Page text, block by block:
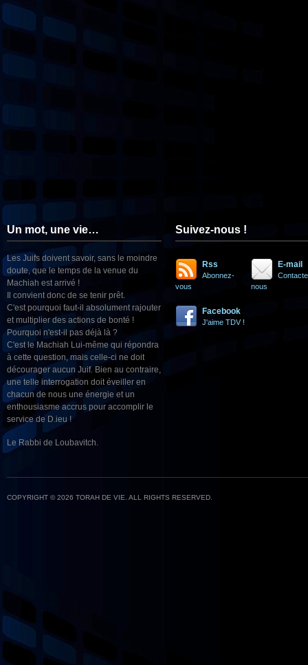
Un mot, une vie…
Les Juifs doivent savoir, sans le moindre
doute, que le temps de la venue du
Machiah est arrivé !
Il convient donc de se tenir prêt.
C'est pourquoi faut-il absolument rajouter
et multiplier des actions de bonté !
Pourquoi n'est-il pas déjà là ?
C'est le Machiah Lui-même qui répondra
à cette question, mais celle-ci ne doit
décourager aucun Juif. Bien au contraire,
une telle interrogation doit éveiller en
chacun de nous une énergie et un
enthousiasme accrus pour accomplir le
service de D.ieu !
Le Rabbi de Loubavitch.
Suivez-nous !
Rss
Abonnez-
vous
E-mail
nous
Facebook
J'aime TDV !
COPYRIGHT © 2026 TORAH DE VIE. ALL RIGHTS RESERVED.